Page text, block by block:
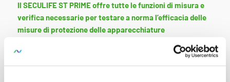
Il SECULIFE ST PRIME offre tutte le funzioni di misura e
verifica necessarie per testare a norma l’efficacia delle
misure di protezione delle apparecchiature
rilevanti per testare la sicurezza elettrica, SECULIFE ST
PRIME dispone anche di un test ad alta tensione da 6 kV